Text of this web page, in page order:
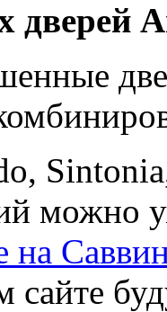
дверей
можно
на